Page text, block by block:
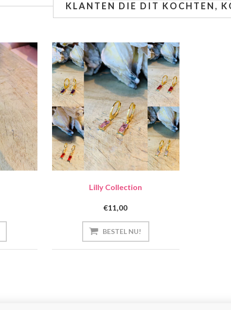
KLANTEN DIE DIT KOCHTEN,
Lilly Collection
€11,00